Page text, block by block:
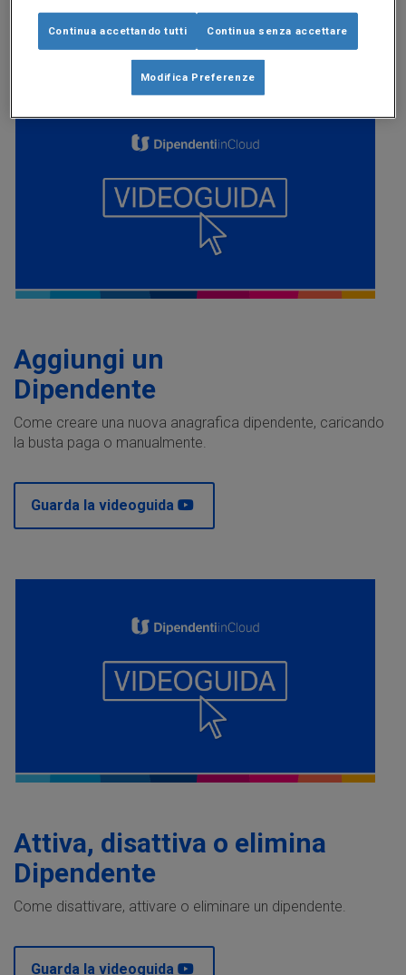
Aggiungi un
Dipendente
Come creare una nuova anagrafica dipendente, caricando
la busta paga o manualmente.
Guarda la videoguida
Attiva, disattiva o elimina
Dipendente
Come disattivare, attivare o eliminare un dipendente.
Guarda la videoguida
Continua accettando tutti Continua senza accettare
Modifica Preferenze